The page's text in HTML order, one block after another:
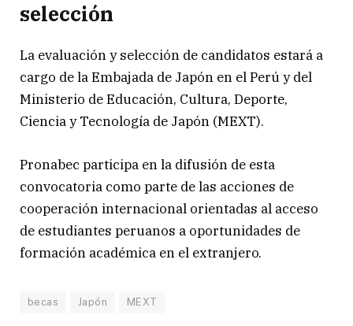
selección
La evaluación y selección de candidatos estará a
cargo de la Embajada de Japón en el Perú y del
Ministerio de Educación, Cultura, Deporte,
Ciencia y Tecnología de Japón (MEXT).
Pronabec participa en la difusión de esta
convocatoria como parte de las acciones de
cooperación internacional orientadas al acceso
de estudiantes peruanos a oportunidades de
formación académica en el extranjero.
becas Japón MEXT